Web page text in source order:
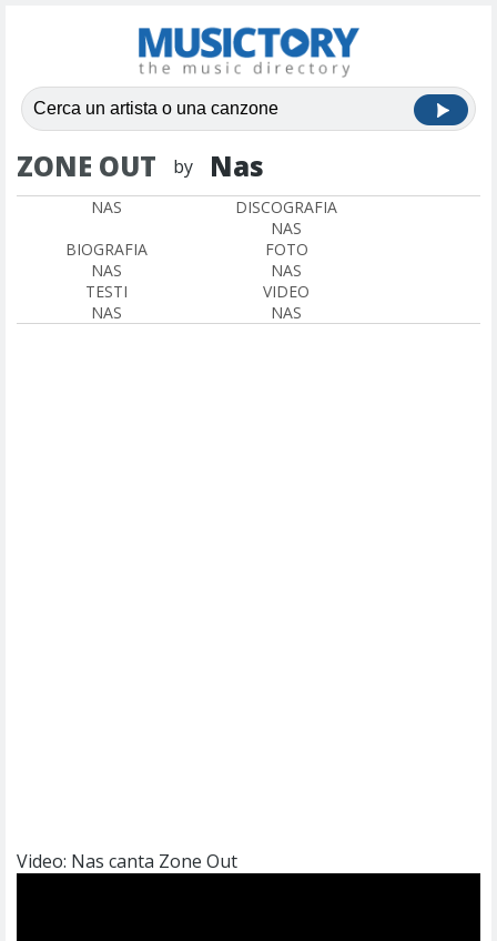
ZONE OUT by Nas
NAS
DISCOGRAFIA
NAS
BIOGRAFIA
NAS
FOTO
NAS
TESTI
NAS
VIDEO
NAS
Video: Nas canta Zone Out